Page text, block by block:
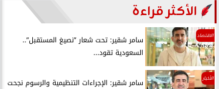
الأكثر قراءة
الاقتصاد
سامر شقير: تحت شعار ”نصيغ المستقبل”..
السعودية تقود...
الأخبار
سامر شقير: الإجراءات التنظيمية والرسوم نجحت